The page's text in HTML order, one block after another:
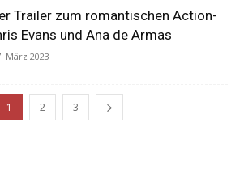
Trailer zum romantischen Action-
Evans und Ana de Armas
März 2023
1 2 3